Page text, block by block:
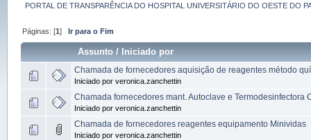
PORTAL DE TRANSPARÊNCIA DO HOSPITAL UNIVERSITÁRIO DO OESTE DO
Páginas: [1]Ir para o Fim
Assunto/ Iniciado por
Chamada de fornecedores aquisição de reagentes método
Iniciado por veronica.zanchettin
Chamada fornecedores mant. Autoclave e Termodesinfectora
Iniciado por veronica.zanchettin
Chamada de fornecedores reagentes equipamento Minividas
Iniciado por veronica.zanchettin